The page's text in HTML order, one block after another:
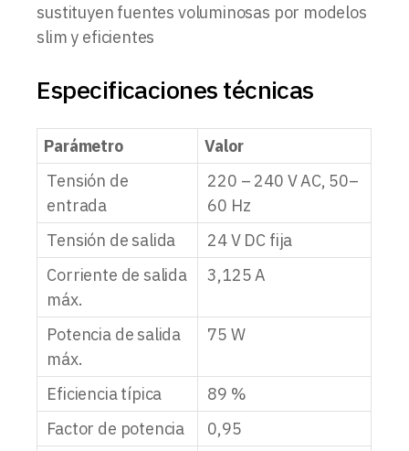
sustituyen fuentes voluminosas por modelos
slim y eficientes
Especificaciones técnicas
Parámetro
Valor
Tensión de
entrada
220 – 240 V AC, 50–
60 Hz
Tensión de salida
24 V DC fija
Corriente de salida
máx.
3,125 A
Potencia de salida
máx.
75 W
Eficiencia típica
89 %
Factor de potencia
0,95